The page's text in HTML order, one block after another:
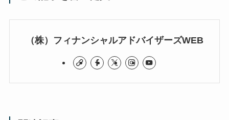
（株）フィナンシャルアドバイザーズWEB